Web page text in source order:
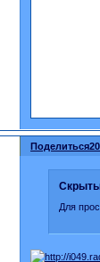
Поделиться
Для